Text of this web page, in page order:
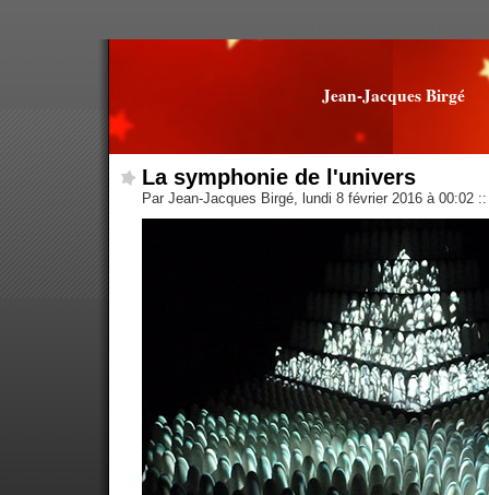
Jean-Jacques Birgé
La symphonie de l'univers
Par Jean-Jacques Birgé, lundi 8 février 2016 à 00:02 ::